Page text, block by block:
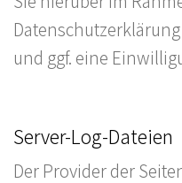
und ggf. eine
Server-Log-Dateien
Der Provider der